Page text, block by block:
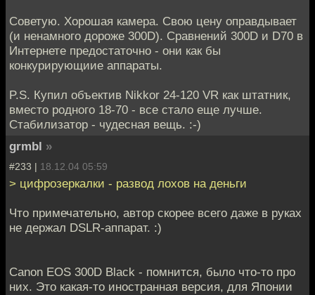
Советую. Хорошая камера. Свою цену оправдывает
(и ненамного дороже 300D). Сравнений 300D и D70 в
Интернете предостаточно - они как бы
конкурирующиие аппараты.
P.S. Купил объектив Nikkor 24-120 VR как штатник,
вместо родного 18-70 - все стало еще лучше.
Стабилизатор - чудесная вещь. :-)
grmbl »
#233 | 18.12.04 05:59
> цифрозеркалки - развод лохов на деньги
Что примечательно, автор скорее всего даже в руках
не держал DSLR-аппарат. :)
Canon EOS 300D Black - помнится, было что-то про
них. Это какая-то иностранная версия, для Японии